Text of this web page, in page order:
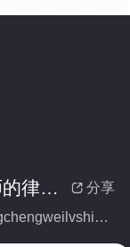
 分享
梦想成为律师的律师们(全集)
别名：mengxiangchengweilvshidelvshimen